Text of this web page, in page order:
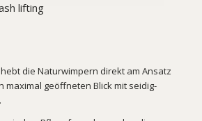
lifting
die Naturwimpern direkt am Ansatz
maximal geöffneten Blick mit seidig-